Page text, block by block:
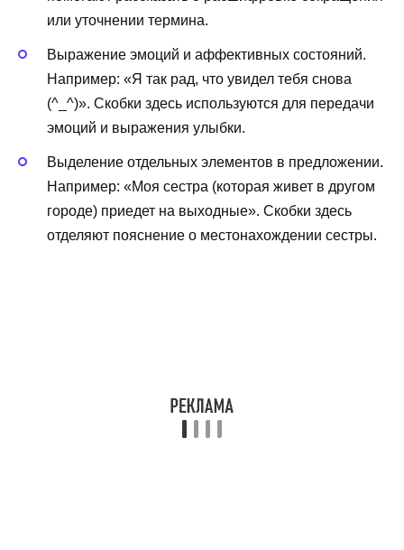
или уточнении термина.
Выражение эмоций и аффективных состояний.
Например: «Я так рад, что увидел тебя снова
(^_^)». Скобки здесь используются для передачи
эмоций и выражения улыбки.
Выделение отдельных элементов в предложении.
Например: «Моя сестра (которая живет в другом
городе) приедет на выходные». Скобки здесь
отделяют пояснение о местонахождении сестры.